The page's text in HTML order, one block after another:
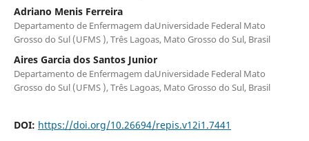
Adriano Menis Ferreira
Departamento de Enfermagem daUniversidade Federal Mato
Grosso do Sul (UFMS ), Três Lagoas, Mato Grosso do Sul, Brasil
Aires Garcia dos Santos Junior
Departamento de Enfermagem daUniversidade Federal Mato
Grosso do Sul (UFMS ), Três Lagoas, Mato Grosso do Sul, Brasil
DOI: https://doi.org/10.26694/repis.v12i1.7441